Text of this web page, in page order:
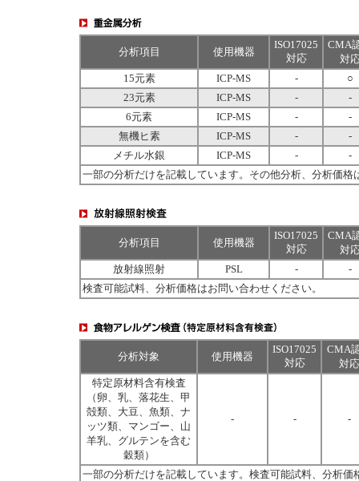
分析項目 使用機器
ISO17025
対応
CMA
対
15元素
ICP-MS -
○
23元素
ICP-MS -
-
6元素
ICP-MS -
-
無機ヒ素
ICP-MS -
-
メチル水銀
ICP-MS -
-
一部の分析だけを記載しています。その他分析、分析価格
分析項目 使用機器
ISO17025
対応
CMA
対
放射線照射
PSL -
-
検査可能試料、分析価格はお問い合わせください。
分析対象 使用機器
ISO17025
対応
CMA
対応
特定原材料含有検査
（卵、乳、落花生、甲
殻類、大豆、魚類、ナ
ッツ類、マンゴー、山
羊乳、グルテンを含む
穀類）
- - -
一部の分析だけを記載しています。検査可能試料、分析価